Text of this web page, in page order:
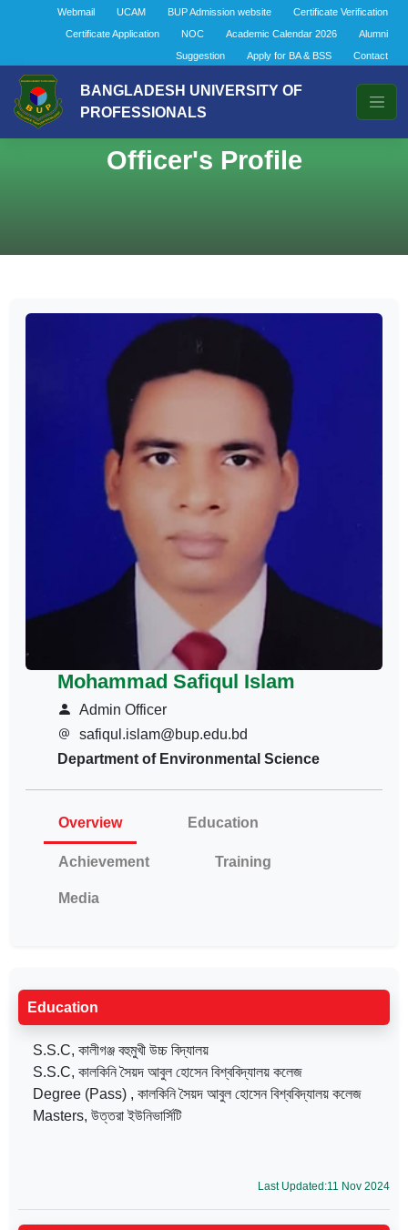
Webmail UCAM BUP Admission website
Certificate Verification
Certificate Application
NOC Academic Calendar 2026
Alumni
Suggestion
Apply for BA & BSS Contact
BANGLADESH UNIVERSITY OF
PROFESSIONALS
Officer's Profile
Mohammad Safiqul Islam
Admin Officer
safiqul.islam@bup.edu.bd
Department of Environmental Science
Overview Education
Achievement Training
Media
Education
S.S.C, কালীগঞ্জ বহুমুখী উচ্চ বিদ্যালয়
S.S.C, কালকিনি সৈয়দ আবুল হোসেন বিশ্ববিদ্যালয় কলেজ
Degree (Pass) , কালকিনি সৈয়দ আবুল হোসেন বিশ্ববিদ্যালয় কলেজ
Masters, উত্তরা ইউনিভার্সিটি
Last Updated:11 Nov 2024